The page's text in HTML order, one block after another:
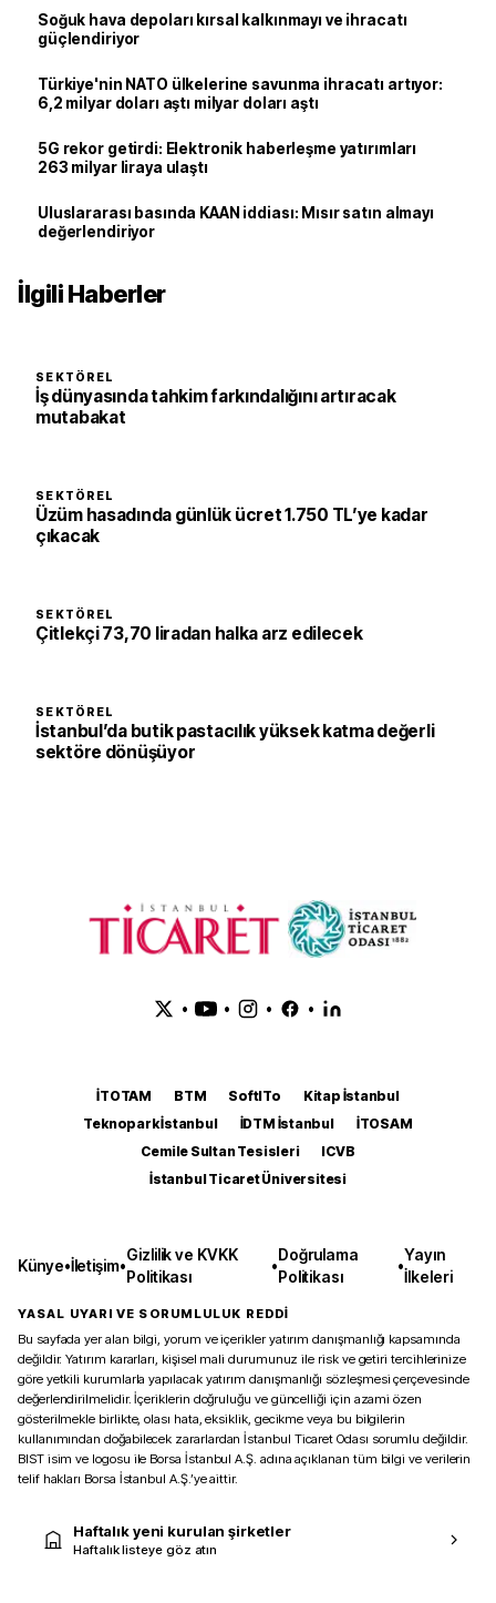
Soğuk hava depoları kırsal kalkınmayı ve ihracatı
güçlendiriyor
Türkiye'nin NATO ülkelerine savunma ihracatı artıyor:
6,2 milyar doları aştı milyar doları aştı
5G rekor getirdi: Elektronik haberleşme yatırımları
263 milyar liraya ulaştı
Uluslararası basında KAAN iddiası: Mısır satın almayı
değerlendiriyor
İlgili Haberler
SEKTÖREL
İş dünyasında tahkim farkındalığını artıracak
mutabakat
SEKTÖREL
Üzüm hasadında günlük ücret 1.750 TL’ye kadar
çıkacak
SEKTÖREL
Çitlekçi 73,70 liradan halka arz edilecek
SEKTÖREL
İstanbul’da butik pastacılık yüksek katma değerli
sektöre dönüşüyor
• • • •
İTOTAM BTM SoftITo
Kitap İstanbul
Teknopark İstanbul
İDTM İstanbul
İTOSAM
Cemile Sultan Tesisleri
ICVB
İstanbul Ticaret Üniversitesi
Künye•İletişim•
Gizlilik ve KVKK
Politikası
•
Doğrulama
Politikası
•
Yayın
İlkeleri
YASAL UYARI VE SORUMLULUK REDDİ
Bu sayfada yer alan bilgi, yorum ve içerikler yatırım danışmanlığı kapsamında
değildir. Yatırım kararları, kişisel mali durumunuz ile risk ve getiri tercihlerinize
göre yetkili kurumlarla yapılacak yatırım danışmanlığı sözleşmesi çerçevesinde
değerlendirilmelidir. İçeriklerin doğruluğu ve güncelliği için azami özen
gösterilmekle birlikte, olası hata, eksiklik, gecikme veya bu bilgilerin
kullanımından doğabilecek zararlardan İstanbul Ticaret Odası sorumlu değildir.
BIST isim ve logosu ile Borsa İstanbul A.Ş. adına açıklanan tüm bilgi ve verilerin
telif hakları Borsa İstanbul A.Ş.’ye aittir.
Haftalık yeni kurulan şirketler
Haftalık listeye göz atın